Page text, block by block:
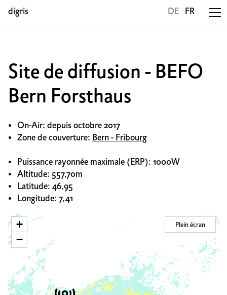
digris DE FR
Site de diffusion - BEFO
Bern Forsthaus
On-Air: depuis octobre 2017
Zone de couverture: Bern - Fribourg
Puissance rayonnée maximale (ERP): 1000W
Altitude: 557,70m
Latitude: 46,95
Longitude: 7,41
+
−
Plein écran